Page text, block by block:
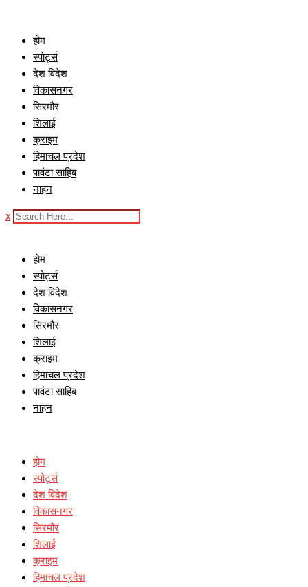
contentहोम
स्पोर्ट्स
देश विदेश
विकासनगर
सिरमौर
शिलाई
क्राइम
हिमाचल प्रदेश
पावंटा साहिब
नाहन
x
होम
स्पोर्ट्स
देश विदेश
विकासनगर
सिरमौर
शिलाई
क्राइम
हिमाचल प्रदेश
पावंटा साहिब
नाहन
होम
स्पोर्ट्स
देश विदेश
विकासनगर
सिरमौर
शिलाई
क्राइम
हिमाचल प्रदेश